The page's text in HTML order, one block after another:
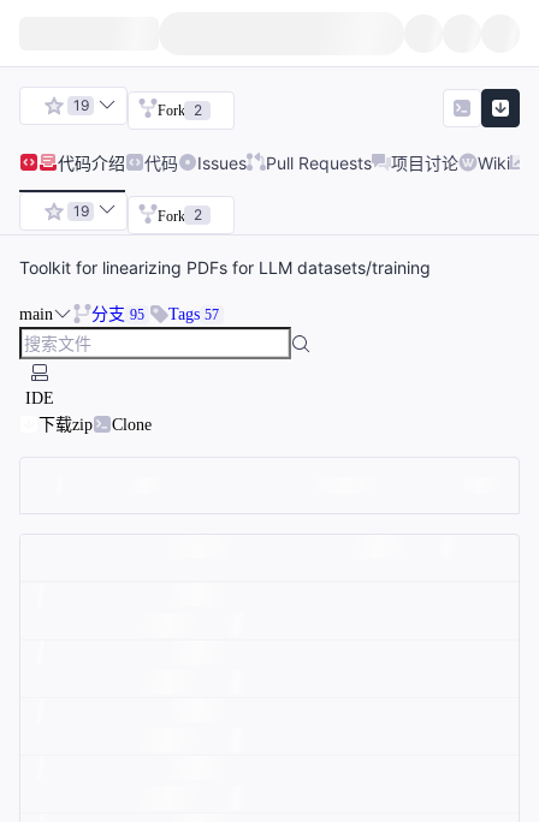
19 Fork 2
代码介绍 代码 Issues Pull Requests 项目讨论 Wiki
19 Fork 2
Toolkit for linearizing PDFs for LLM datasets/training
main 分支 95 Tags 57
IDE
下载zip
Clone